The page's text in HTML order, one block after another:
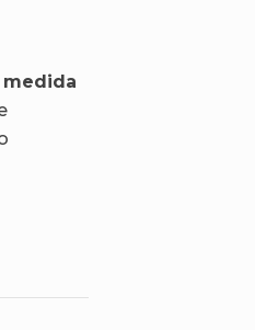
medida